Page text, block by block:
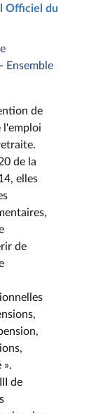
Officiel du
Ensemble
de
l'emploi
de la
elles
de
».
de